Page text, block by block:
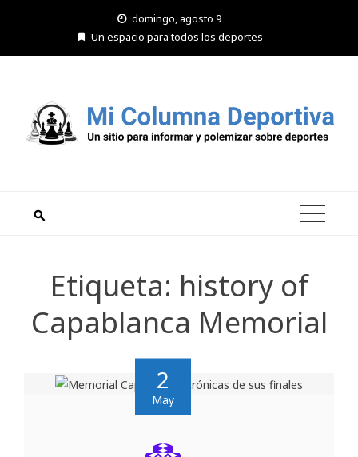
domingo, agosto 9
Un espacio para todos los deportes
Etiqueta: history of
Capablanca Memorial
2
May